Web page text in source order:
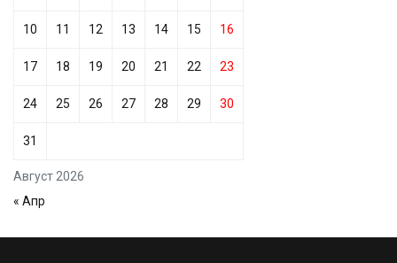
Август 2026
10 11 12 13 14 15 16
17 18 19 20 21 22 23
24 25 26 27 28 29 30
31
« Апр